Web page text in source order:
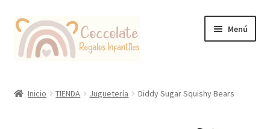
Ir
la
Ir
contenido
Menú
Inicio TIENDA Juguetería Diddy Sugar Squishy Bears